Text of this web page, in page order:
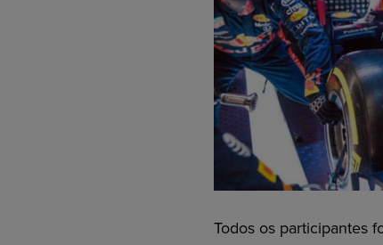
Todos os participantes